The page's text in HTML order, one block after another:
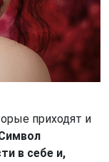
приходят и
в себе и,